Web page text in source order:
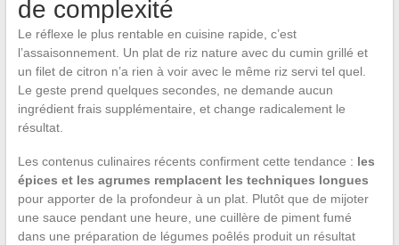
de complexité
Le réflexe le plus rentable en cuisine rapide, c’est
l’assaisonnement. Un plat de riz nature avec du cumin grillé et
un filet de citron n’a rien à voir avec le même riz servi tel quel.
Le geste prend quelques secondes, ne demande aucun
ingrédient frais supplémentaire, et change radicalement le
résultat.
Les contenus culinaires récents confirment cette tendance : les
épices et les agrumes remplacent les techniques longues
pour apporter de la profondeur à un plat. Plutôt que de mijoter
une sauce pendant une heure, une cuillère de piment fumé
dans une préparation de légumes poêlés produit un résultat